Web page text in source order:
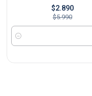
$2.890
$5.990
Cantidad